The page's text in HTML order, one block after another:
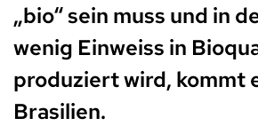
„bio“ sein muss und in
wenig Einweiss in
produziert wird, kommt
Brasilien.